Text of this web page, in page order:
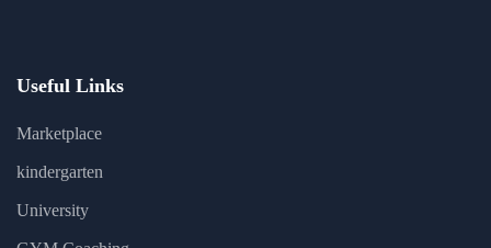
Useful Links
Marketplace
kindergarten
University